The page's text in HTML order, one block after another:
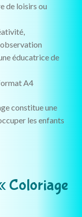
de loisirs ou
éducatrice de
A4
constitue une
les enfants
Coloriage